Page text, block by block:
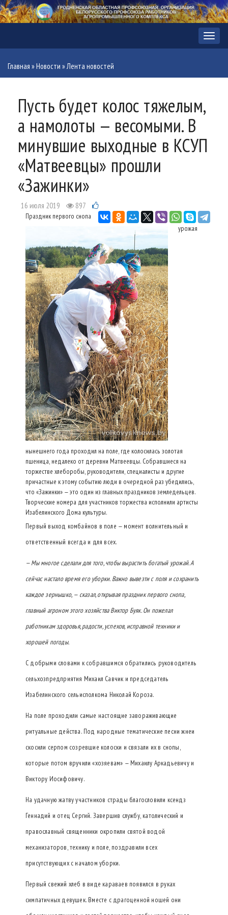
Меню
Главная »Новости »Лента новостей
Пусть будет колос тяжелым,
а намолоты — весомыми. В
минувшие выходные в КСУП
«Матвеевцы» прошли
«Зажинки»
16 июля 2019 897
Праздник первого снопа
урожая
нынешнего года проходил на поле, где колосилась золотая
пшеница, недалеко от деревни Матвеевцы. Собравшиеся на
торжестве хлеборобы, руководители, специалисты и другие
причастные к этому событию люди в очередной раз убедились,
что «Зажинки» — это один из главных праздников земледельцев.
Творческие номера для участников торжества исполнили артисты
Изабелинского Дома культуры.
Первый выход комбайнов в поле — момент волнительный и
ответственный всегда и для всех.
— Мы многое сделали для того, чтобы вырастить богатый урожай. А
сейчас настало время его уборки. Важно вывезти с поля и сохранить
каждое зернышко, — сказал, открывая праздник первого снопа,
главный агроном этого хозяйства Виктор Буяк. Он пожелал
работникам здоровья, радости, успехов, исправной техники и
хорошей погоды.
С добрыми словами к собравшимся обратились руководитель
сельхозпредприятия Михаил Савчик и председатель
Изабелинского сельисполкома Николай Короза.
На поле проходили самые настоящие завораживающие
ритуальные действа. Под народные тематические песни жнеи
скосили серпом созревшие колоски и связали их в снопы,
которые потом вручили «хозяевам» — Михаилу Аркадьевичу и
Виктору Иосифовичу.
На удачную жатву участников страды благословили ксендз
Геннадий и отец Сергий. Завершив службу, католический и
православный священники окропили святой водой
механизаторов, технику и поле, поздравили всех
присутствующих с началом уборки.
Первый свежий хлеб в виде караваев появился в руках
симпатичных девушек. Вместе с драгоценной ношей они